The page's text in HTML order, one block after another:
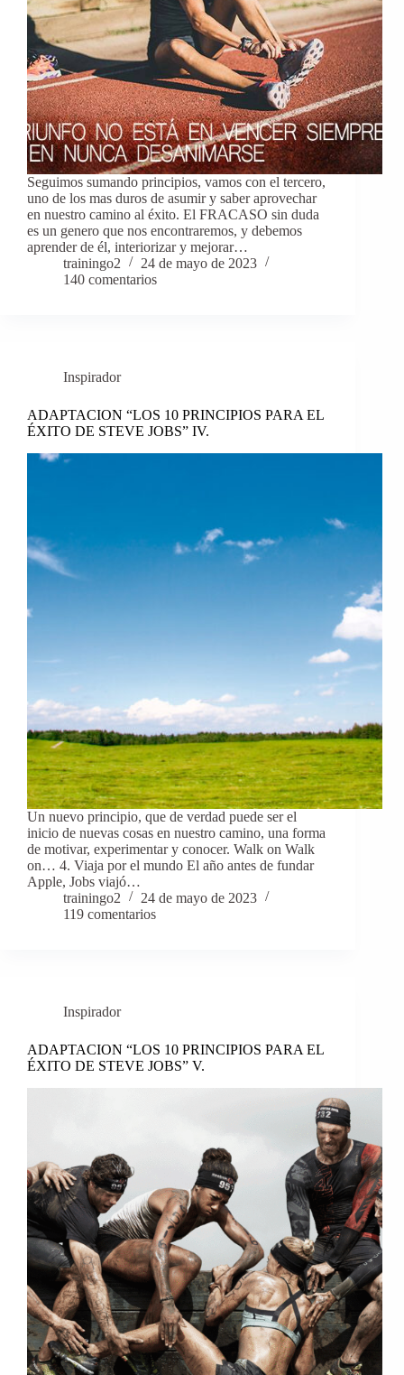
Seguimos sumando principios, vamos con el tercero,
uno de los mas duros de asumir y saber aprovechar
en nuestro camino al éxito. El FRACASO sin duda
es un genero que nos encontraremos, y debemos
aprender de él, interiorizar y mejorar…
trainingo2
24 de mayo de 2023
140 comentarios
Inspirador
ADAPTACION “LOS 10 PRINCIPIOS PARA EL
ÉXITO DE STEVE JOBS” IV.
Un nuevo principio, que de verdad puede ser el
inicio de nuevas cosas en nuestro camino, una forma
de motivar, experimentar y conocer. Walk on Walk
on… 4. Viaja por el mundo El año antes de fundar
Apple, Jobs viajó…
trainingo2
24 de mayo de 2023
119 comentarios
Inspirador
ADAPTACION “LOS 10 PRINCIPIOS PARA EL
ÉXITO DE STEVE JOBS” V.